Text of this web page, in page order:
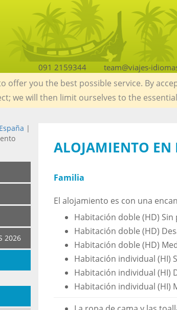
091 2159344 team@viajes-
offer you the best possible service. By
we will then limit ourselves to the
España |
2026
ALOJAMIENTO
Familia
El alojamiento es con una
Habitación doble (HD) Sin
Habitación doble (HD)
Habitación doble (HD)
Habitación individual (HI)
Habitación individual (HI)
Habitación individual (HI)